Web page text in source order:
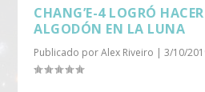
CHANG’E-4 LOGRÓ HACER
ALGODÓN EN LA LUNA
Publicado porAlex Riveiro |3/10/